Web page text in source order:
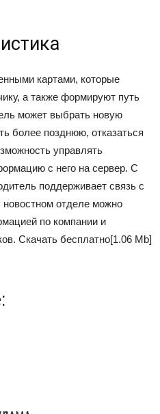
картами, которые
а также формируют путь
может выбрать новую
более позднюю, отказаться
управлять
с него на сервер. С
поддерживает связь с
отделе можно
по компании и
Скачать бесплатно[1.06 Mb]